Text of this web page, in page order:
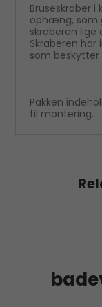
Bruseskraber
ophæng, som
skraberen lige
Skraberen har
som
Pakken
til montering.